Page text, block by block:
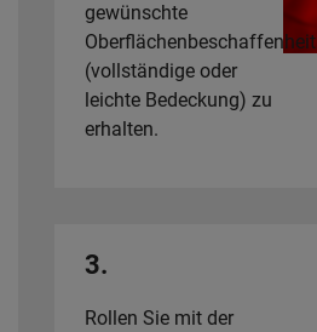
gewünschte
Oberflächenbeschaffenheit
(vollständige oder
leichte Bedeckung) zu
erhalten.
3.
Rollen Sie mit der